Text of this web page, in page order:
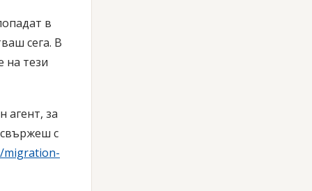
в
сега. В
на тези
агент, за
с
migration-